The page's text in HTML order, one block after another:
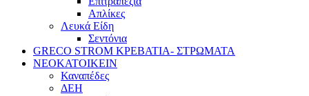
Απλίκες
Λευκά Είδη
Σεντόνια
GRECO STROM ΚΡΕΒΑΤΙΑ- ΣΤΡΩΜΑΤΑ
ΝΕΟΚΑΤΟΙΚΕΙΝ
Καναπέδες
ΔΕΗ